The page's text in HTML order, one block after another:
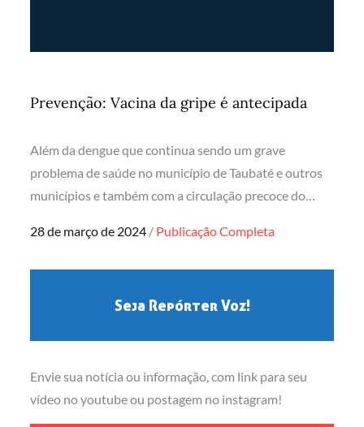
Prevenção: Vacina da gripe é antecipada
Além da dengue que continua sendo um grave
problema de saúde no município de Taubaté e outros
municípios e também com a circulação precoce do…
Posted
28 de março de 2024 Publicação Completa
Seja Repórter Voz!
Envie sua notícia ou informação, com link para seu
vídeo no youtube ou postagem no instagram!